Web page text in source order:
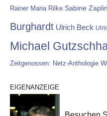
Rainer Maria Rilke Sabine Zaplin
Burghardt Ulrich Beck
Michael
Zeitgenossen: Netz-Anthologie
EIGENANZEIGE